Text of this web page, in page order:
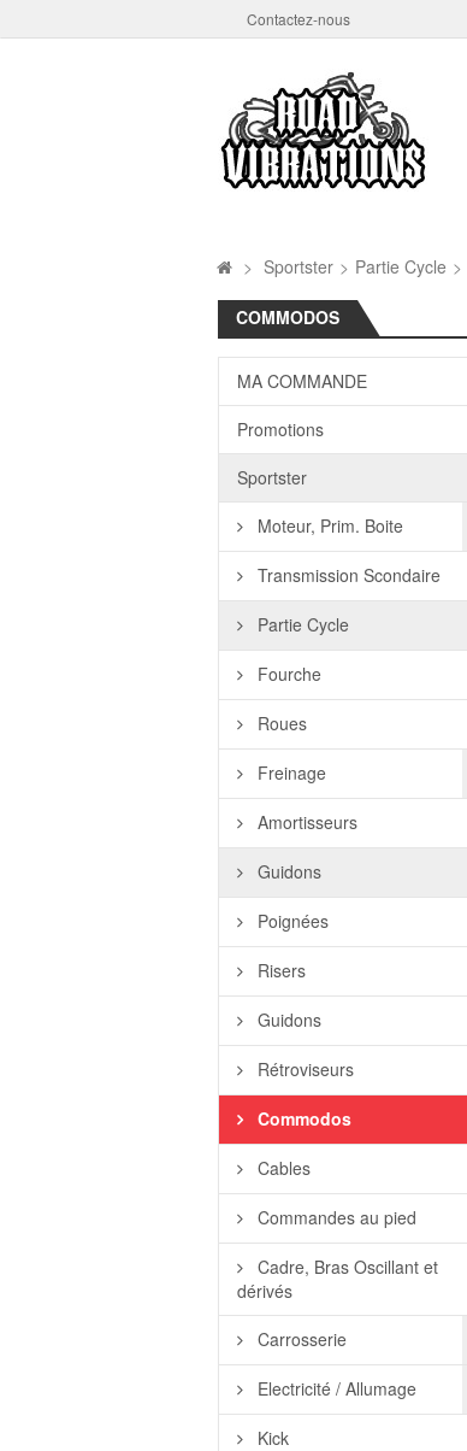
Contactez-nous
> Sportster > Partie Cycle >
COMMODOS
MA COMMANDE
Promotions
Sportster
Moteur, Prim. Boite
Transmission Scondaire
Partie Cycle
Fourche
Roues
Freinage
Amortisseurs
Guidons
Poignées
Risers
Guidons
Rétroviseurs
Commodos
Cables
Commandes au pied
Cadre, Bras Oscillant et
dérivés
Carrosserie
Electricité / Allumage
Kick